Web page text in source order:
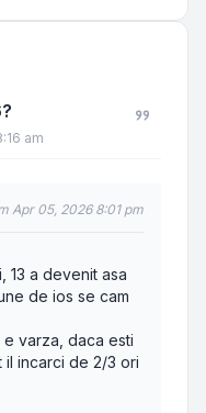
am
Apr 05, 2026 8:01 pm
13 a devenit asa
de ios se cam
varza, daca esti
il incarci de 2/3 ori